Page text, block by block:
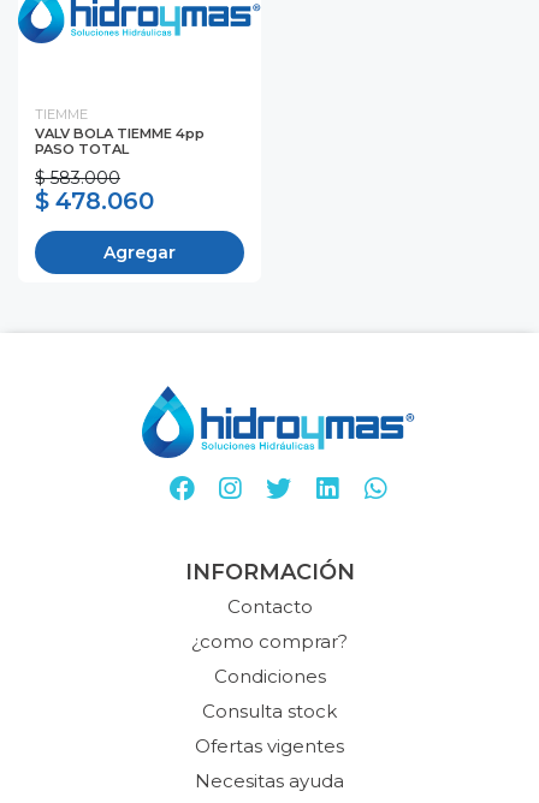
TIEMME
VALV BOLA TIEMME 4pp
PASO TOTAL
$ 583.000
$ 478.060
Agregar
INFORMACIÓN
Contacto
¿como comprar?
Condiciones
Consulta stock
Ofertas vigentes
Necesitas ayuda